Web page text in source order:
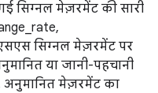
गई सिग्नल मेज़रमेंट की सारी
सिग्नल मेज़रमेंट पर
या जानी-पहचानी
मेज़रमेंट का